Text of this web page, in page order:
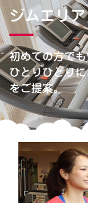
ジムエリア
初めての方で
ひとりひとり
をご提案。